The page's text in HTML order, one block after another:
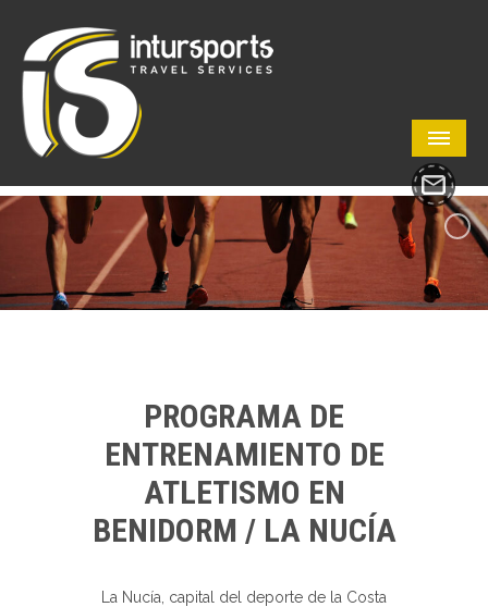
PROGRAMA DE
ENTRENAMIENTO DE
ATLETISMO EN
BENIDORM / LA NUCÍA
La Nucía, capital del deporte de la Costa